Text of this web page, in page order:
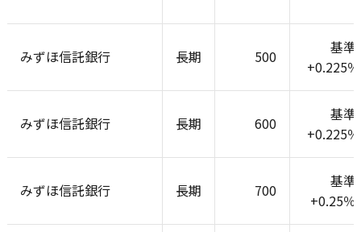
みずほ信託銀行 長期 500
基準
+0.225
みずほ信託銀行 長期 600
基準
+0.225
みずほ信託銀行 長期 700
基準
+0.25％